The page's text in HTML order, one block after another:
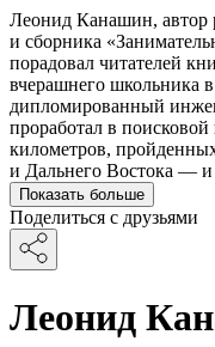
Леонид Канашин, автор
и сборника
порадовал читателей
вчерашнего школьника
дипломированный
проработал в
километров,
и Дальнего Востока — и
Показать больше
Поделиться с друзьями
Леонид